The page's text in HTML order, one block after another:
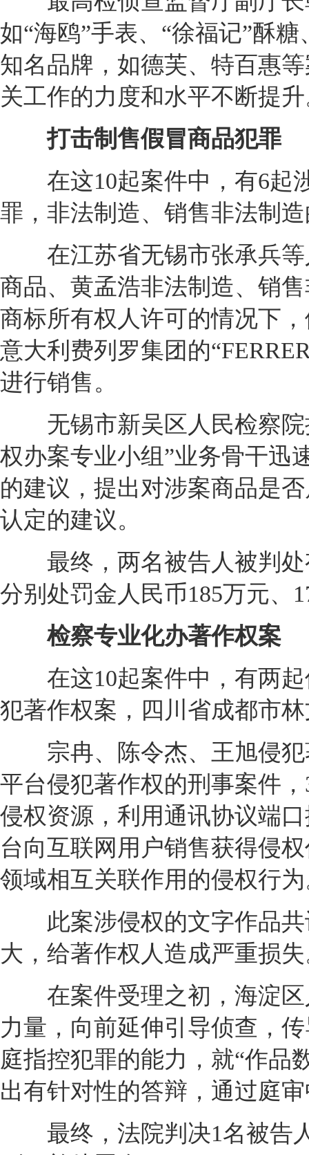
如“海鸥”手表、“徐福记”酥
知名品牌，如德芙、特百惠
关工作的力度和水平不断提
打击制售假冒商品犯罪
在这10起案件中，有6起
罪，非法制造、销售非法制
在江苏省无锡市张承兵等
商品、黄孟浩非法制造、销
商标所有权人许可的情况下
意大利费列罗集团的
进行销售。
无锡市新吴区人民检察院
权办案专业小组”业务骨干迅
的建议，提出对涉案商品是
认定的建议。
最终，两名被告人被判处
分别处罚金人民币185万元、
检察专业化办著作权案
在这10起案件中，有两起
犯著作权案，四川省成都市
宗冉、陈令杰、王旭侵犯
平台侵犯著作权的刑事案件
侵权资源，利用通讯协议端
台向互联网用户销售获得侵
领域相互关联作用的侵权行
此案涉侵权的文字作品共
大，给著作权人造成严重损
在案件受理之初，海淀区
力量，向前延伸引导侦查，
庭指控犯罪的能力，就“作品
出有针对性的答辩，通过庭
最终，法院判决1名被告人